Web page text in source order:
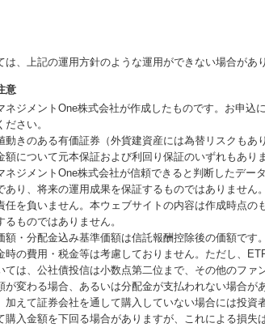
、上記の運用方針のような運用ができない場合があ
意
ネジメントOne株式会社が作成したものです。お申
さい。
動きのある有価証券（外貨建資産には為替リスクも
について元本保証および利回り保証のいずれもありま
ジメントOne株式会社が信頼できると判断したデ
あり、将来の運用成果を保証するものではありませ
任を負いません。本ウェブサイトの内容は作成時点
ものではありません。
・分配金込み基準価額は信託報酬控除後の価額で
時の費用・税金等は考慮しておりません。ただし、
は、公社債投信は小数点第二位まで、その他のフ
が変わる場合、あるいは分配金が支払われない場合
えて証券会社を通して購入していない場合には投
入金額を下回る場合がありますが、これによる損失